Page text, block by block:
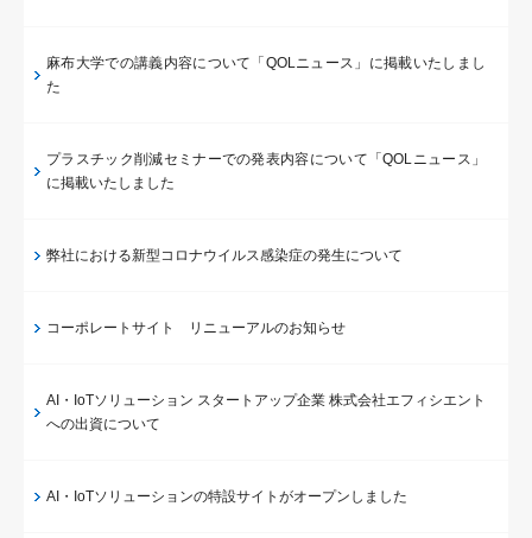
麻布大学での講義内容について「QOLニュース」に掲載いたしまし
た
プラスチック削減セミナーでの発表内容について「QOLニュース」
に掲載いたしました
弊社における新型コロナウイルス感染症の発生について
コーポレートサイト リニューアルのお知らせ
AI・IoTソリューション スタートアップ企業 株式会社エフィシエント
への出資について
AI・IoTソリューションの特設サイトがオープンしました